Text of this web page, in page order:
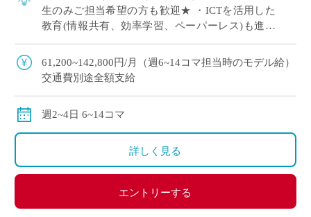
生のみご担当希望の方も歓迎★ ・ICTを活用した
教育(情報共有、効率学習、ペーパーレス)も進ん
な先生も問題ございません ・カ […]
61,200~142,800円/月（週6~14コマ担当時のモデル給）
交通費別途全額支給
週2~4日 6~14コマ
詳しく見る
エントリーする